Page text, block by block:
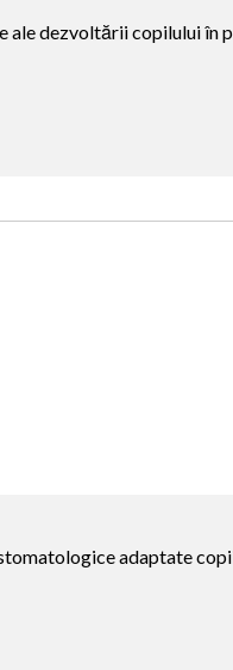
ale dezvoltării copilului în
adaptate